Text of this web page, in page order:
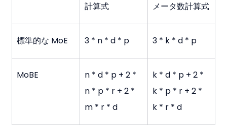
計算式
メータ数計算式
標準的な MoE 3 * n * d * p 3 * k * d * p
MoBE
n * d * p + 2 *
n * p * r + 2 *
m * r * d
k * d * p + 2 *
k * p * r + 2 *
k * r * d